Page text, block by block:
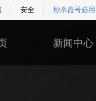
安全 秒杀盗号必用
新闻中心